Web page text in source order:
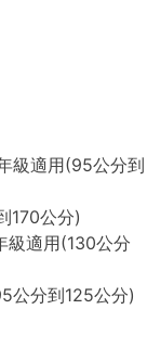
級適用(95公分到
170公分)
級適用(130公分
公分到125公分)